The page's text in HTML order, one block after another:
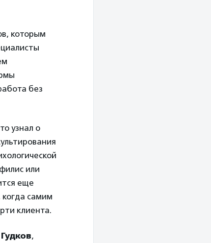
которым
без
узнал о
или
еще
самим
клиента.
,